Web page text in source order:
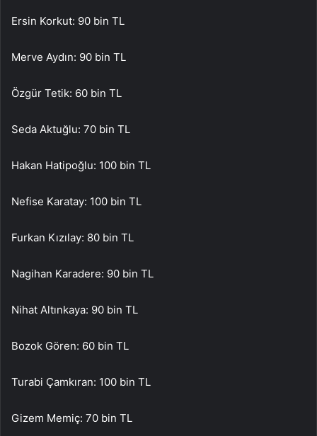
Ersin Korkut: 90 bin TL
Merve Aydın: 90 bin TL
Özgür Tetik: 60 bin TL
Seda Aktuğlu: 70 bin TL
Hakan Hatipoğlu: 100 bin TL
Nefise Karatay: 100 bin TL
Furkan Kızılay: 80 bin TL
Nagihan Karadere: 90 bin TL
Nihat Altınkaya: 90 bin TL
Bozok Gören: 60 bin TL
Turabi Çamkıran: 100 bin TL
Gizem Memiç: 70 bin TL